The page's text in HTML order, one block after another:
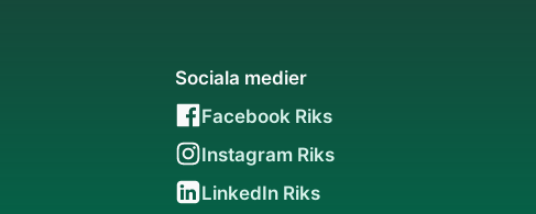
Sociala medier
Facebook Riks
Instagram Riks
LinkedIn Riks